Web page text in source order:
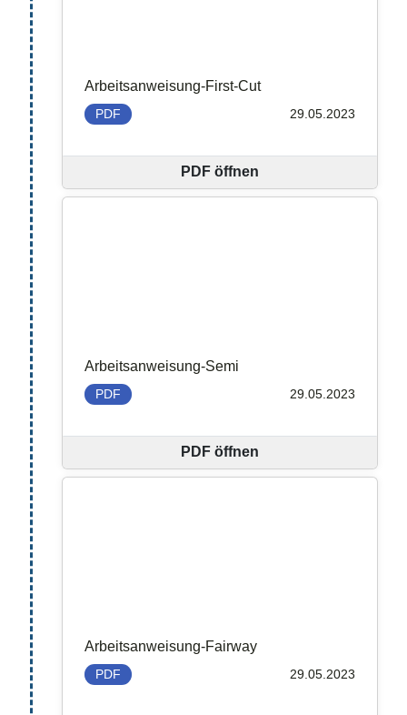
Arbeitsanweisung-First-Cut
PDF 29.05.2023
PDF öffnen
Arbeitsanweisung-Semi
PDF 29.05.2023
PDF öffnen
Arbeitsanweisung-Fairway
PDF 29.05.2023